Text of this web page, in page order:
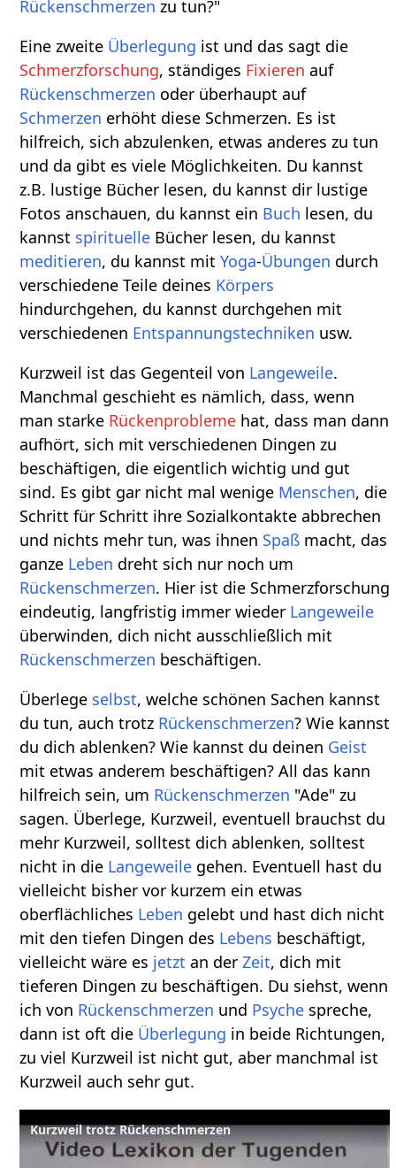
Rückenschmerzen zu tun?"
Eine zweite Überlegung ist und das sagt die
Schmerzforschung, ständiges Fixieren auf
Rückenschmerzen oder überhaupt auf
Schmerzen erhöht diese Schmerzen. Es ist
hilfreich, sich abzulenken, etwas anderes zu tun
und da gibt es viele Möglichkeiten. Du kannst
z.B. lustige Bücher lesen, du kannst dir lustige
Fotos anschauen, du kannst ein Buch lesen, du
kannst spirituelle Bücher lesen, du kannst
meditieren, du kannst mitYoga-Übungen durch
verschiedene Teile deines Körpers
hindurchgehen, du kannst durchgehen mit
verschiedenen Entspannungstechniken usw.
Kurzweil ist das Gegenteil von Langeweile.
Manchmal geschieht es nämlich, dass, wenn
man starke Rückenprobleme hat, dass man dann
aufhört, sich mit verschiedenen Dingen zu
beschäftigen, die eigentlich wichtig und gut
sind. Es gibt gar nicht mal wenige Menschen, die
Schritt für Schritt ihre Sozialkontakte abbrechen
und nichts mehr tun, was ihnen Spaß macht, das
ganze Leben dreht sich nur noch um
Rückenschmerzen. Hier ist die Schmerzforschung
eindeutig, langfristig immer wieder Langeweile
überwinden, dich nicht ausschließlich mit
Rückenschmerzen beschäftigen.
Überlege selbst, welche schönen Sachen kannst
du tun, auch trotz Rückenschmerzen? Wie kannst
du dich ablenken? Wie kannst du deinen Geist
mit etwas anderem beschäftigen? All das kann
hilfreich sein, um Rückenschmerzen "Ade" zu
sagen. Überlege, Kurzweil, eventuell brauchst du
mehr Kurzweil, solltest dich ablenken, solltest
nicht in die Langeweile gehen. Eventuell hast du
vielleicht bisher vor kurzem ein etwas
oberflächliches Leben gelebt und hast dich nicht
mit den tiefen Dingen des Lebens beschäftigt,
vielleicht wäre es jetzt an derZeit, dich mit
tieferen Dingen zu beschäftigen. Du siehst, wenn
ich von Rückenschmerzen und Psyche spreche,
dann ist oft die Überlegung in beide Richtungen,
zu viel Kurzweil ist nicht gut, aber manchmal ist
Kurzweil auch sehr gut.
Kurzweil trotz Rückenschmerzen